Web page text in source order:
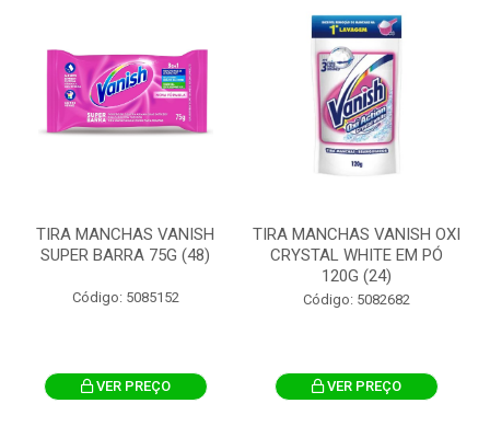
TIRA MANCHAS VANISH
SUPER BARRA 75G (48)
Código: 5085152
VER PREÇO
TIRA MANCHAS VANISH OXI
CRYSTAL WHITE EM PÓ
120G (24)
Código: 5082682
VER PREÇO